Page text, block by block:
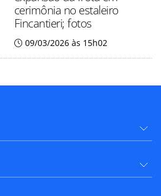
cerimônia no estaleiro
Fincantieri; fotos
09/03/2026 às 15h02